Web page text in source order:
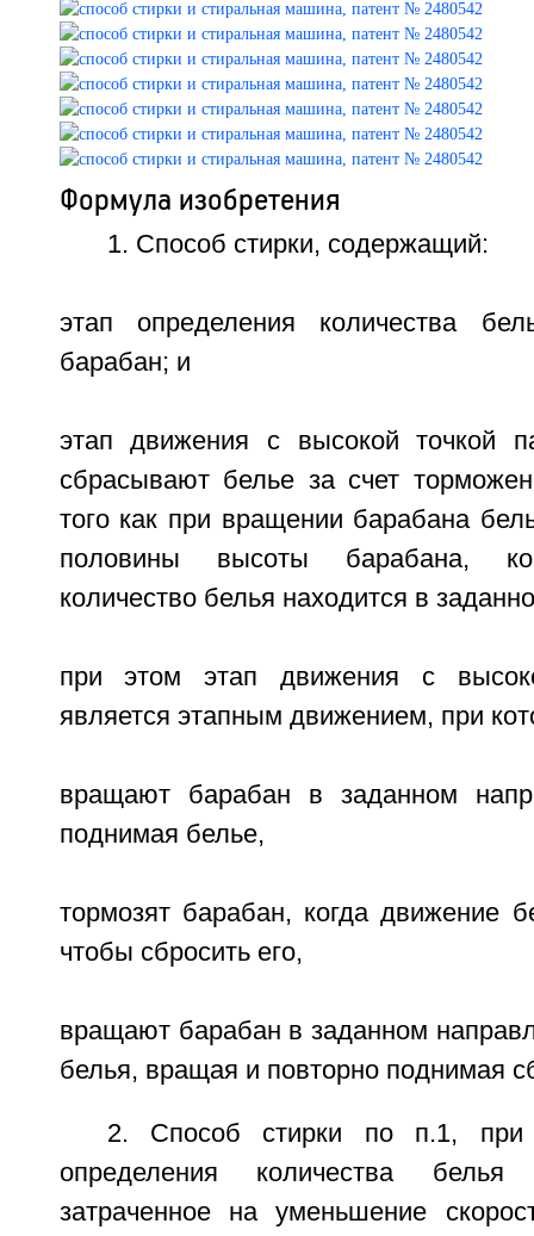
Формула изобретения
1. Способ стирки, содержащий:
этап определения количества
барабан; и
этап движения с высокой точкой
сбрасывают белье за счет
того как при вращении барабана
половины высоты барабана,
количество белья находится в
при этом этап движения с
является этапным движением, при
вращают барабан в заданном
поднимая белье,
тормозят барабан, когда движение
чтобы сбросить его,
вращают барабан в заданном
белья, вращая и повторно поднимая
2. Способ стирки по п.1, при
определения количества
затраченное на уменьшение